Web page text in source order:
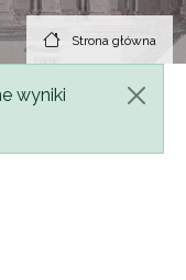
Strona główna
wyniki